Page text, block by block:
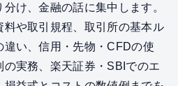
け、金融の話に集中します。
料や取引規程、取引所の基本ル
違い、信用・先物・CFDの使
実務、楽天証券・SBIでのエ